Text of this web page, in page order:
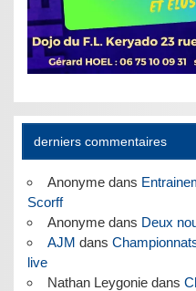
derniers commentaires
Anonymedans
Scorff
Anonymedans Deux
AJM dans
live
Nathan Leygoniedans